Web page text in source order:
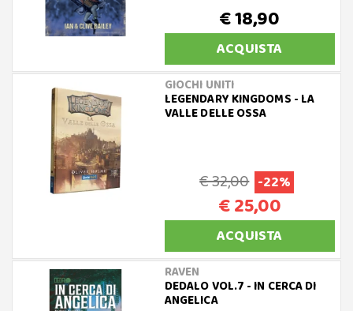
€ 18,90
ACQUISTA
GIOCHI UNITI
LEGENDARY KINGDOMS - LA
VALLE DELLE OSSA
€ 32,00 -22%
€ 25,00
ACQUISTA
RAVEN
DEDALO VOL.7 - IN CERCA DI
ANGELICA